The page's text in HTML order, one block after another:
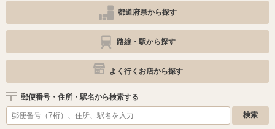
都道府県から探す
路線・駅から探す
よく行くお店から探す
郵便番号・住所・駅名から検索する